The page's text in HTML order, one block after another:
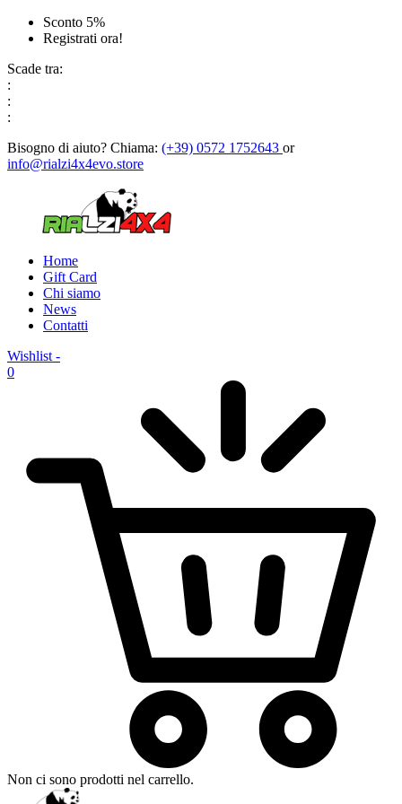
Sconto 5%
Registrati ora!
Scade tra:
:
:
:
Bisogno di aiuto? Chiama: (+39) 0572 1752643 or
info@rialzi4x4evo.store
Home
Gift Card
Chi siamo
News
Contatti
Wishlist -
0
Non ci sono prodotti nel carrello.